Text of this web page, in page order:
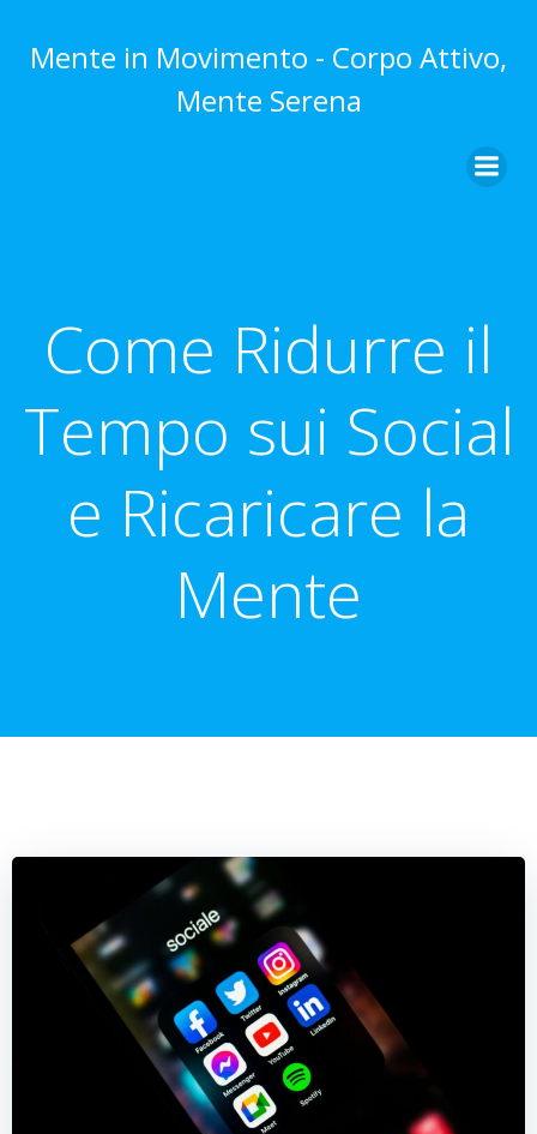
contenuto
Mente in Movimento - Corpo Attivo,
Mente Serena
Come Ridurre il
Tempo sui Social
e Ricaricare la
Mente